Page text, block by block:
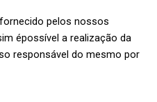
pelos nossos
épossível a realização da
responsável do mesmo por